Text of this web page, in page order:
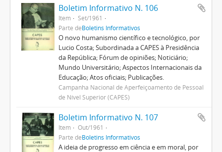
Boletim Informativo N. 106
Item
Set/1961
Parte deBoletins Informativos
O novo humanismo científico e tecnológico, por
Lucio Costa; Subordinada a CAPES à Presidência
da República; Fórum de opiniões; Noticiário;
Mundo Universitário; Aspectos Internacionais da
Educação; Atos oficiais; Publicações.
Campanha Nacional de Aperfeiçoamento de Pessoal
de Nível Superior (CAPES)
Boletim Informativo N. 107
Item
Out/1961
Parte deBoletins Informativos
A ideia de progresso em ciência e em moral, por